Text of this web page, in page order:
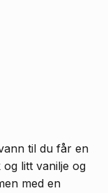
til du får en
litt vanilje og
med en